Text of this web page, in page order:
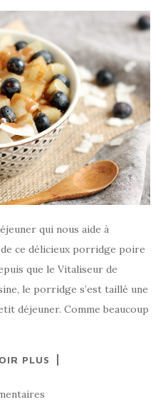
qui nous aide à
ce délicieux porridge poire
que le Vitaliseur de
le porridge s’est taillé une
déjeuner. Comme beaucoup
PLUS